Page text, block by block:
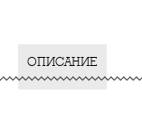
ОПИСАНИЕ